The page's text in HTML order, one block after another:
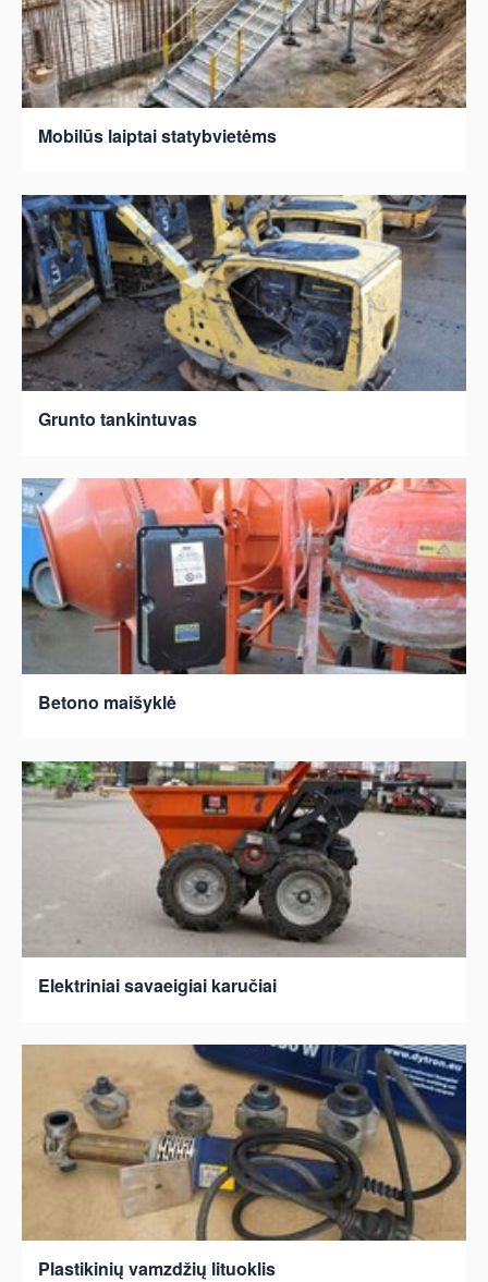
Mobilūs laiptai statybvietėms
Grunto tankintuvas
Betono maišyklė
Elektriniai savaeigiai karučiai
Plastikinių vamzdžių lituoklis